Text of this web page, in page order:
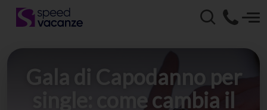
Gala di Capodanno per
single: come cambia il